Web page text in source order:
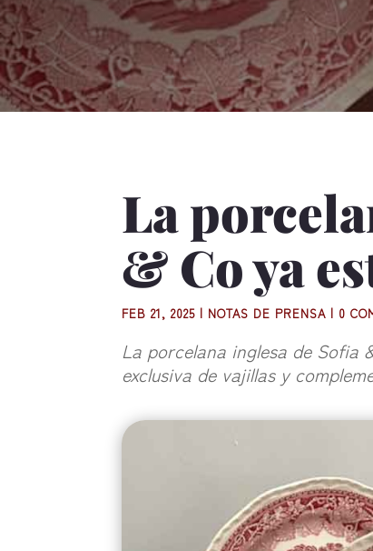
La
& Co ya
FEB 21, 2025 | NOTAS DE PRENSA | 0
La porcelana inglesa de Sofia
exclusiva de vajillas y